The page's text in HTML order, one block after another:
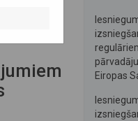
Eiropas